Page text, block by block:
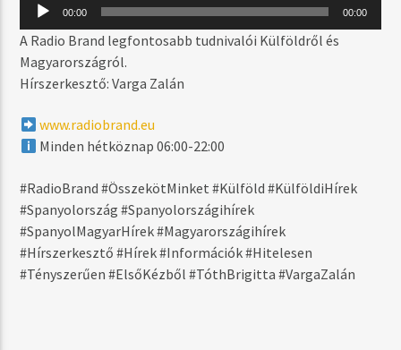
BEAUTIFUL THINGS
ANDAIN
MŰSOR ADÁSBAN
06:00 17:59
00:00 00:00
A Radio Brand legfontosabb tudnivalói Külföldről és
Magyarországról.
Hírszerkesztő: Varga Zalán
www.radiobrand.eu
Minden hétköznap 06:00-22:00
#RadioBrand #ÖsszekötMinket #Külföld #KülföldiHírek
#Spanyolország #Spanyolországihírek
#SpanyolMagyarHírek #Magyarországihírek
#Hírszerkesztő #Hírek #Információk #Hitelesen
#Tényszerűen #ElsőKézből #TóthBrigitta #VargaZalán